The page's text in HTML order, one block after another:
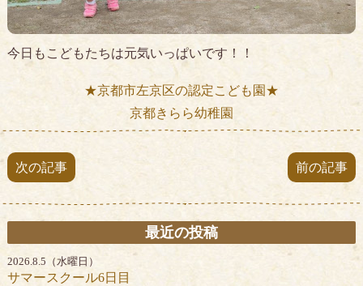
今日もこどもたちは元気いっぱいです！！
★京都市左京区の認定こども園★
京都きらら幼稚園
次の記事 前の記事
最近の投稿
2026.8.5（水曜日）
サマースクール6日目